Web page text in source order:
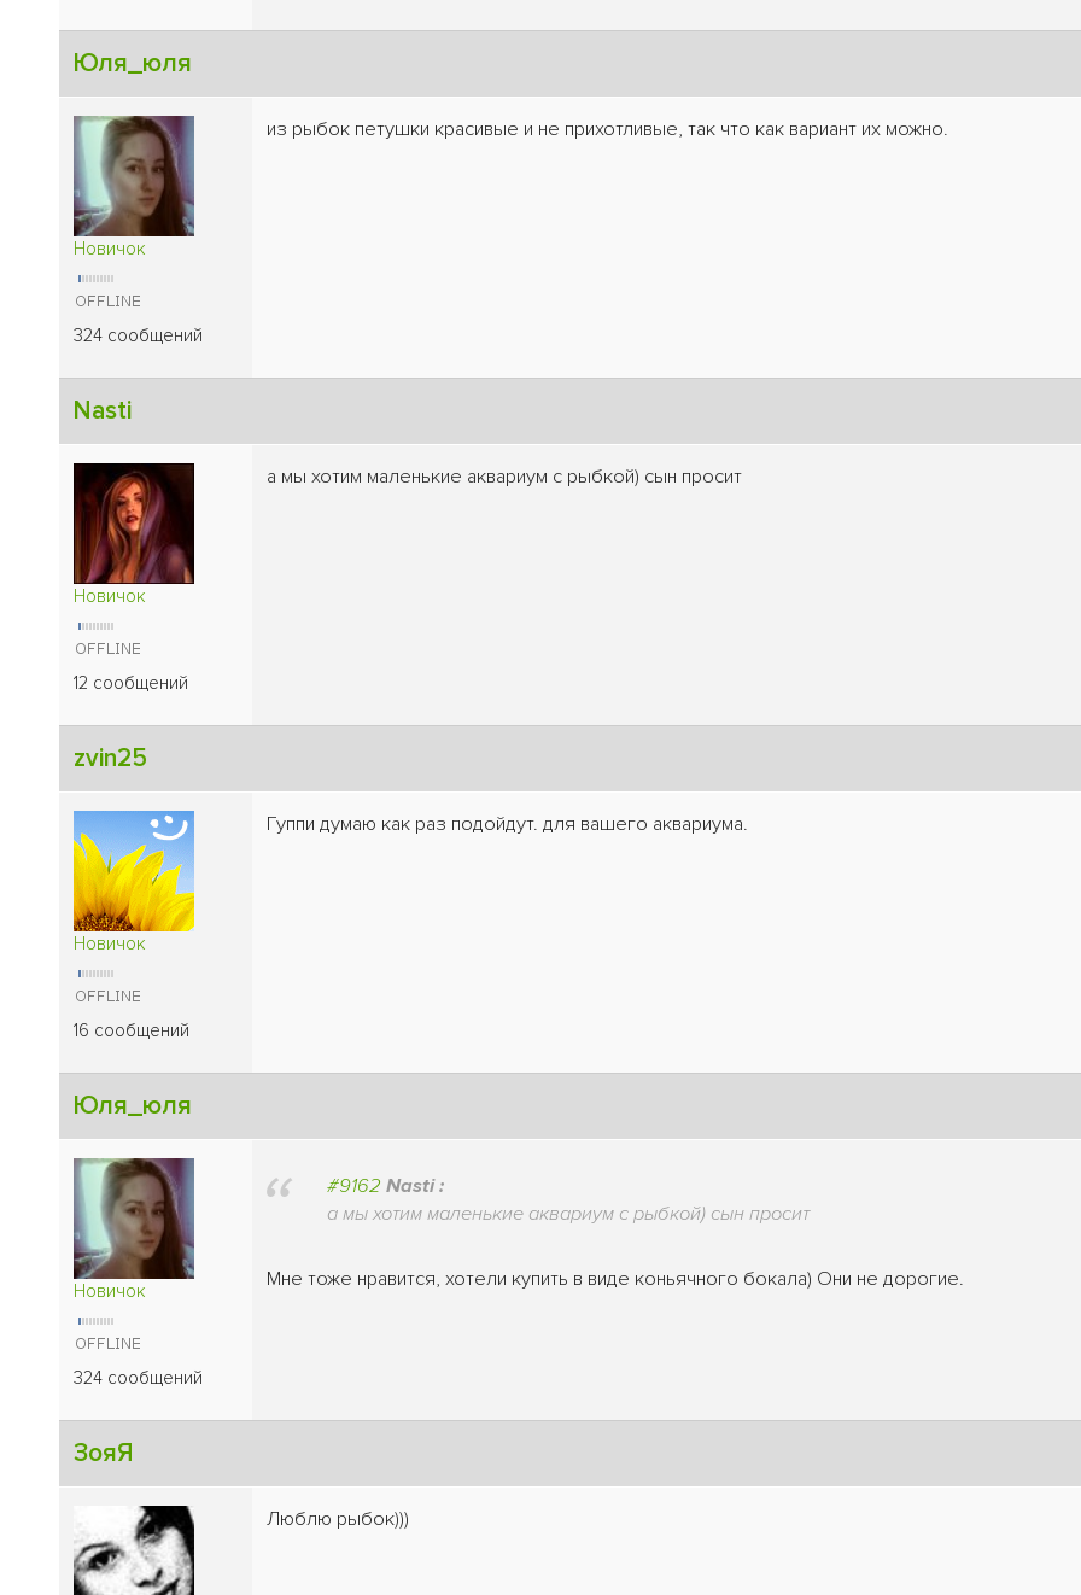
Юля_юля
Новичок
324 сообщений
из рыбок петушки красивые и не прихотливые, так что как вариант их можно.
Nasti
Новичок
12 сообщений
а мы хотим маленькие аквариум с рыбкой) сын просит
zvin25
Новичок
16 сообщений
Гуппи думаю как раз подойдут. для вашего аквариума.
Юля_юля
Новичок
324 сообщений
#9162 Nasti :
а мы хотим маленькие аквариум с рыбкой) сын просит
Мне тоже нравится, хотели купить в виде коньячного бокала) Они не дорогие.
ЗояЯ
Люблю рыбок)))